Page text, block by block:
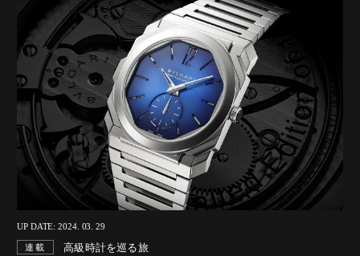
UP DATE: 2024. 03. 29
連載 高級時計を巡る旅